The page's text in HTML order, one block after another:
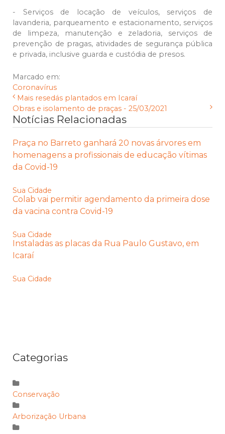
- Serviços de locação de veículos, serviços de
lavanderia, parqueamento e estacionamento, serviços
de limpeza, manutenção e zeladoria, serviços de
prevenção de pragas, atividades de segurança pública
e privada, inclusive guarda e custódia de presos.
Marcado em:
Coronavírus
Mais resedás plantados em Icaraí
Obras e isolamento de praças - 25/03/2021
Notícias Relacionadas
Praça no Barreto ganhará 20 novas árvores em
homenagens a profissionais de educação vítimas
da Covid-19
Sua Cidade
Colab vai permitir agendamento da primeira dose
da vacina contra Covid-19
Sua Cidade
Instaladas as placas da Rua Paulo Gustavo, em
Icaraí
Sua Cidade
Categorias
Conservação
Arborização Urbana